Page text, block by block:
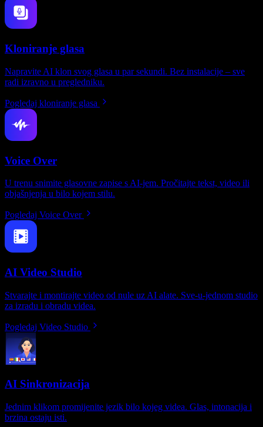
Kloniranje glasa
Napravite AI klon svog glasa u par sekundi. Bez instalacije – sve
radi izravno u pregledniku.
Pogledaj kloniranje glasa
Voice Over
U trenu snimite glasovne zapise s AI-jem. Pročitajte tekst, video ili
objašnjenja u bilo kojem stilu.
Pogledaj Voice Over
AI Video Studio
Stvarajte i montirajte video od nule uz AI alate. Sve-u-jednom studio
za izradu i obradu videa.
Pogledaj Video Studio
AI Sinkronizacija
Jednim klikom promijenite jezik bilo kojeg videa. Glas, intonacija i
brzina ostaju isti.